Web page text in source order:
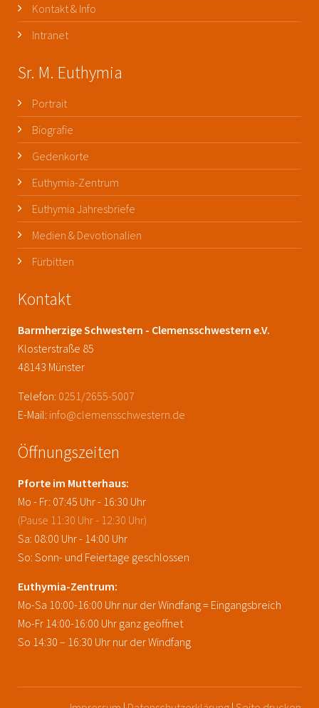
Kontakt & Info
Intranet
Sr. M. Euthymia
Portrait
Biografie
Gedenkorte
Euthymia-Zentrum
Euthymia Jahresbriefe
Medien & Devotionalien
Fürbitten
Kontakt
Barmherzige Schwestern - Clemensschwestern e.V.
Klosterstraße 85
48143 Münster
Telefon: 0251/2655-5007
E-Mail: info@clemensschwestern.de
Öffnungszeiten
Pforte im Mutterhaus:
Mo - Fr: 07:45 Uhr - 16:30 Uhr
(Pause 11:30 Uhr - 12:30 Uhr)
Sa: 08:00 Uhr - 14:00 Uhr
So: Sonn- und Feiertage geschlossen
Euthymia-Zentrum:
Mo-Sa 10:00-16:00 Uhr nur der Windfang = Eingangsbreich
Mo-Fr 14:00-16:00 Uhr ganz geöffnet
So 14:30 – 16:30 Uhr nur der Windfang